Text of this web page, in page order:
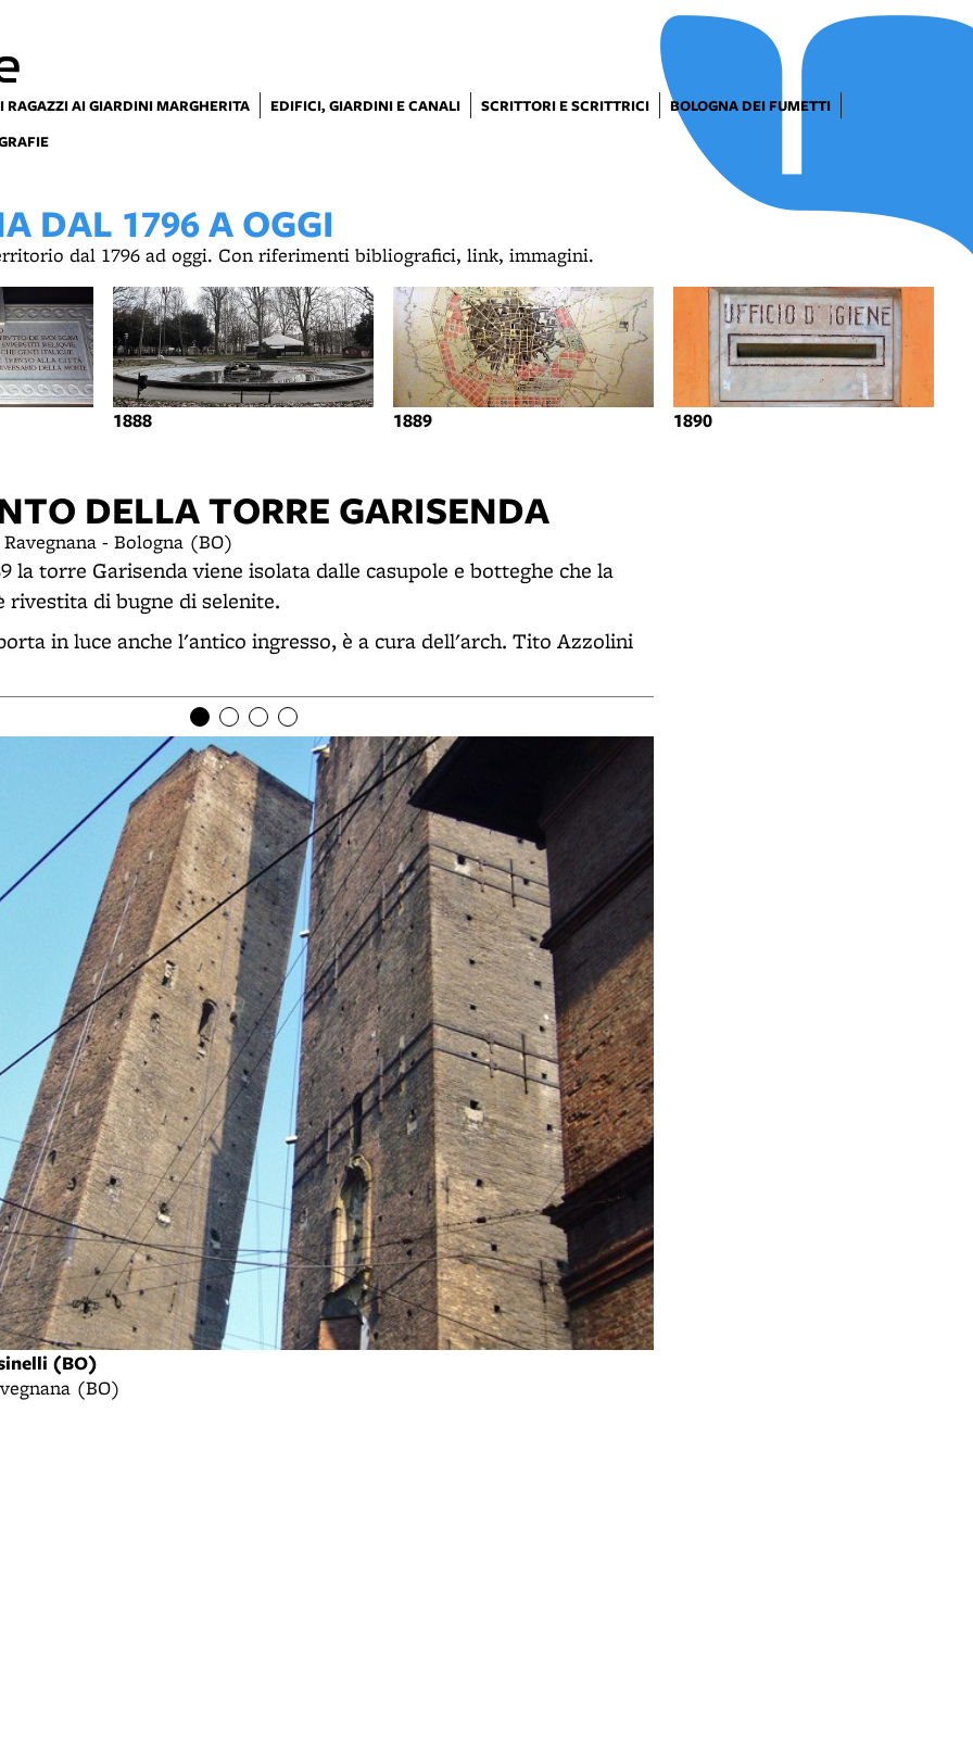
RAGAZZI AI GIARDINI MARGHERITA EDIFICI, GIARDINI E CANALI SCRITTORI E SCRITTRICI
BOLOGNA DEI FUMETTI
DAL 1796 A OGGI
dal 1796 ad oggi. Con riferimenti bibliografici, link, immagini.
1888 1889 1890
DELLA TORRE GARISENDA
- Bologna (BO)
la torre Garisenda viene isolata dalle casupole e botteghe che la
rivestita di bugne di selenite.
in luce anche l'antico ingresso, è a cura dell'arch. Tito Azzolini
(BO)
(BO)